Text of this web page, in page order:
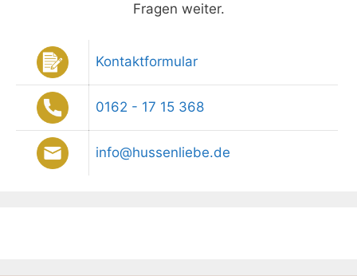
Fragen weiter.
Kontaktformular
0162 - 17 15 368
info@hussenliebe.de